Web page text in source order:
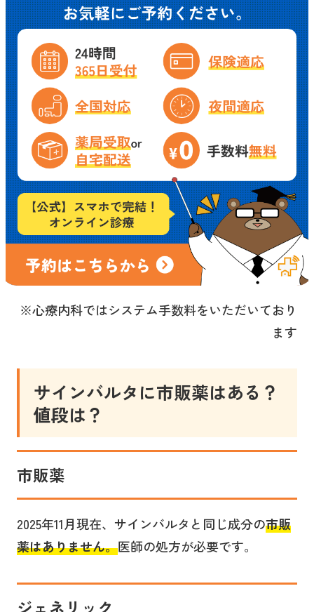
※心療内科ではシステム手数料をいただいており
ます
サインバルタに市販薬はある？
値段は？
市販薬
2025年11月現在、サインバルタと同じ成分の市販
薬はありません。医師の処方が必要です。